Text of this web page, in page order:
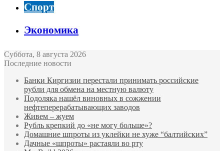
Спорт
Экономика
Суббота, 8 августа 2026
Последние новости
Банки Киргизии перестали принимать российские
рубли для обмена на местную валюту
Подоляка нашёл виновных в сожжении
нефтеперерабатывающих заводов
Живем – жуем
Рубль крепкий до «не могу больше»?
Домашние шпроты из уклейки не хуже “балтийских”
Дачные «шпроты» растаяли во рту